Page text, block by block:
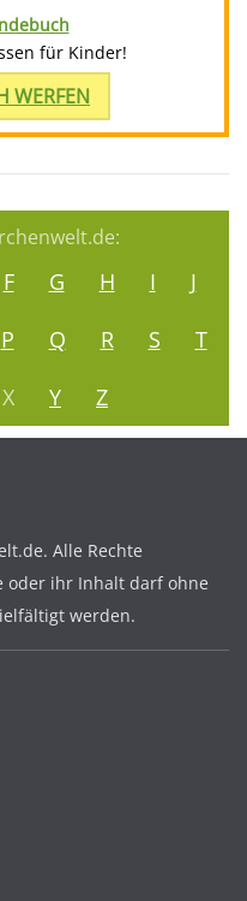
für Kinder!
WERFEN
F G H I
J
P Q R S
T
X Y Z
Alle Rechte
oder ihr Inhalt darf ohne
werden.